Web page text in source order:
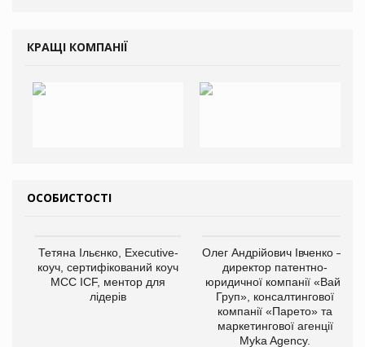
КРАЩІ КОМПАНІЇ
ОСОБИСТОСТІ
Тетяна Ільєнко, Executive-
коуч, сертифікований коуч
МСС ICF, ментор для
лідерів
Олег Андрійович Івченко —
директор патентно-
юридичної компанії «Вайз
Груп», консалтингової
компанії «Парето» та
маркетингової агенції
Myka Agency.